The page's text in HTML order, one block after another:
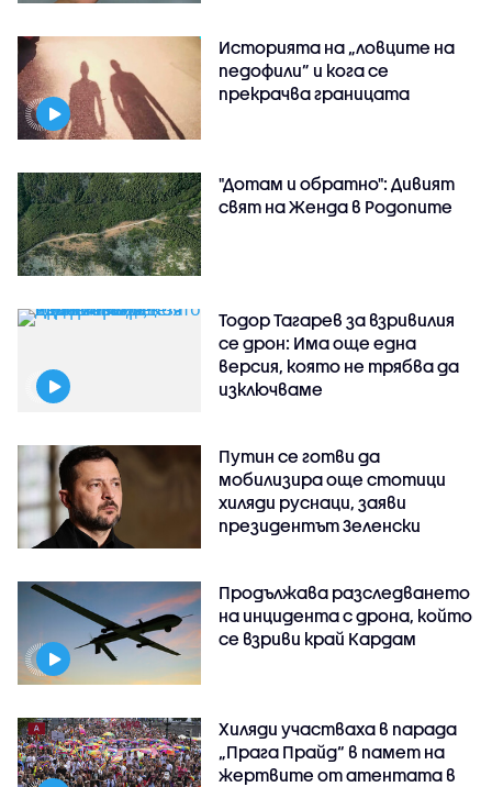
Историята на „ловците на
педофили” и кога се
прекрачва границата
"Дотам и обратно": Дивият
свят на Женда в Родопите
Тодор Тагарев за взривилия
се дрон: Има още една
версия, която не трябва да
изключваме
Путин се готви да
мобилизира още стотици
хиляди руснаци, заяви
президентът Зеленски
Продължава разследването
на инцидента с дрона, който
се взриви край Кардам
Хиляди участваха в парада
„Прага Прайд“ в памет на
жертвите от атентата в